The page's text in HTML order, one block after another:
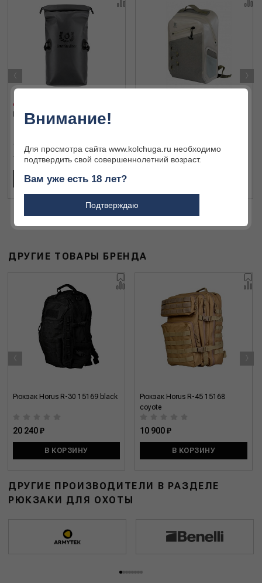
Герморюкзак 80л/ПВХ/Графин
14 700 ₽
В КОРЗИНУ
7 500 ₽
‹ ›
ДРУГИЕ ТОВАРЫ БРЕНДА
Рюкзак Horus R-30 15169 black
20 240 ₽
В КОРЗИНУ
Рюкзак Horus R-45 15168
coyote
10 900 ₽
В КОРЗИНУ
‹ ›
ДРУГИЕ ПРОИЗВОДИТЕЛИ В РАЗДЕЛЕ
РЮКЗАКИ ДЛЯ ОХОТЫ
Внимание!
Для просмотра сайта www.kolchuga.ru необходимо
подтвердить свой совершеннолетний возраст.
Вам уже есть 18 лет?
Подтверждаю